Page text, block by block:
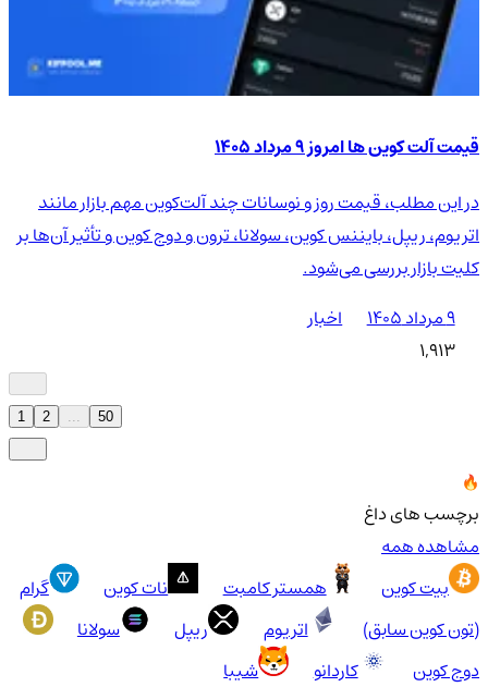
قیمت آلت کوین ها امروز ۹ مرداد ۱۴۰۵
در این مطلب، قیمت روز و نوسانات چند آلت‌کوین مهم بازار مانند
اتریوم، ریپل، بایننس کوین، سولانا، ترون و دوج کوین و تأثیر آن‌ها بر
کلیت بازار بررسی می‌شود.
۹ مرداد ۱۴۰۵
اخبار
1,913
50
برچسب های داغ
مشاهده همه
بیت کوین
همستر کامبت نات کوین
گرام
(تون کوین سابق)
اتریوم ریپل
سولانا
دوج کوین
کاردانو شیبا